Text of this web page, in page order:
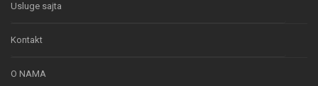
Usluge sajta
Kontakt
O NAMA